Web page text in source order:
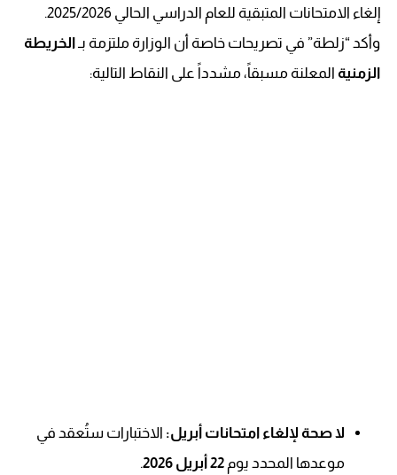
إلغاء الامتحانات المتبقية للعام الدراسي الحالي 2025/2026.
وأكد “زلطة” في تصريحات خاصة أن الوزارة ملتزمة بـالخريطة
الزمنية المعلنة مسبقاً، مشدداً على النقاط التالية:
لا صحة لإلغاء امتحانات أبريل: الاختبارات ستُعقد في
موعدها المحدد يوم 22 أبريل 2026 .